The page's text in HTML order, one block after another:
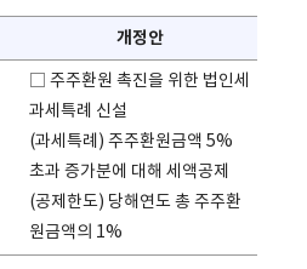
개정안
□ 주주환원 촉진을 위한 법인세
과세특례 신설
(과세특례) 주주환원금액 5%
초과 증가분에 대해 세액공제
(공제한도) 당해연도 총 주주환
원금액의 1%